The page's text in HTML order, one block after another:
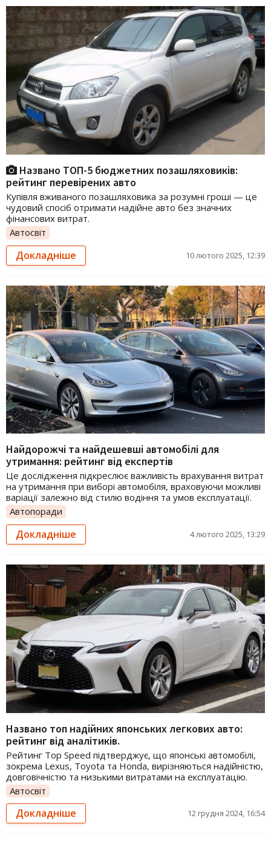
Названо ТОП-5 бюджетних позашляховиків:
рейтинг перевірених авто
Купівля вживаного позашляховика за розумні гроші — це
чудовий спосіб отримати надійне авто без значних
фінансових витрат.
Автосвіт
Докладніше 10 лютого 2025, 12:39
Найдорожчі та найдешевші автомобілі для
утримання: рейтинг від експертів
Це дослідження підкреслює важливість врахування витрат
на утримання при виборі автомобіля, враховуючи можливі
варіації залежно від стилю водіння та умов експлуатації.
Автопоради
Докладніше 4 лютого 2025, 13:29
Названо топ надійних японських легкових авто:
рейтинг від аналітиків.
Рейтинг Top Speed підтверджує, що японські автомобілі,
зокрема Lexus, Toyota та Honda, вирізняються надійністю,
довговічністю та низькими витратами на експлуатацію.
Автосвіт
Докладніше 12 грудня 2024, 16:54